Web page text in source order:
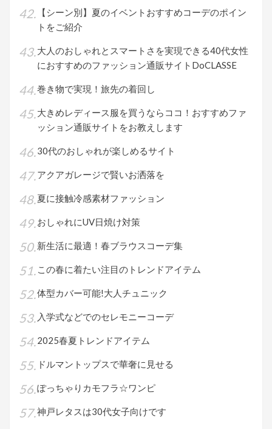
【シーン別】夏のイベントおすすめコーデのポイン
トをご紹介
大人のおしゃれとスマートさを実現できる40代女性
におすすめのファッション通販サイトDoCLASSE
巻き物で実現！旅先の着回し
大きめレディース服を買うならココ！おすすめファ
ッション通販サイトをお教えします
30代のおしゃれが楽しめるサイト
アクアガレージで賢いお洒落を
夏に接触冷感素材ファッション
おしゃれにUV日焼け対策
新生活に最適！春ブラウスコーデ集
この春に着たい注目のトレンドアイテム
体型カバー可能!大人チュニック
入学式などでのセレモニーコーデ
2025春夏トレンドアイテム
ドルマントップスで華奢に見せる
ぽっちゃりカモフラ☆ワンピ
神戸レタスは30代女子向けです